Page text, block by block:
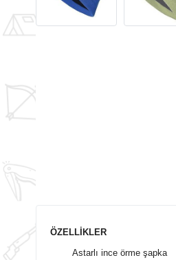
ÖZELLİKLER
Astarlı ince örme şapka